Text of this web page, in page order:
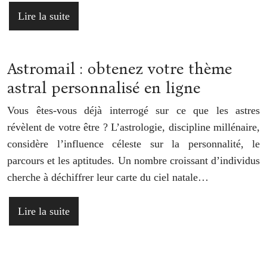
Lire la suite
Astromail : obtenez votre thème
astral personnalisé en ligne
Vous êtes-vous déjà interrogé sur ce que les astres
révèlent de votre être ? L’astrologie, discipline millénaire,
considère l’influence céleste sur la personnalité, le
parcours et les aptitudes. Un nombre croissant d’individus
cherche à déchiffrer leur carte du ciel natale…
Lire la suite